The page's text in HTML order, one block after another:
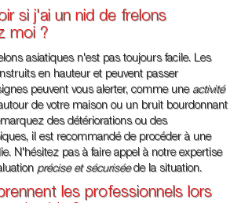
si j'ai un nid de frelons
moi ?
asiatiques n'est pas toujours facile. Les
en hauteur et peuvent passer
peuvent vous alerter, comme une activité
de votre maison ou un bruit bourdonnant
des détériorations ou des
il est recommandé de procéder à une
N'hésitez pas à faire appel à notre expertise
précise et sécuriséede la situation.
les professionnels lors